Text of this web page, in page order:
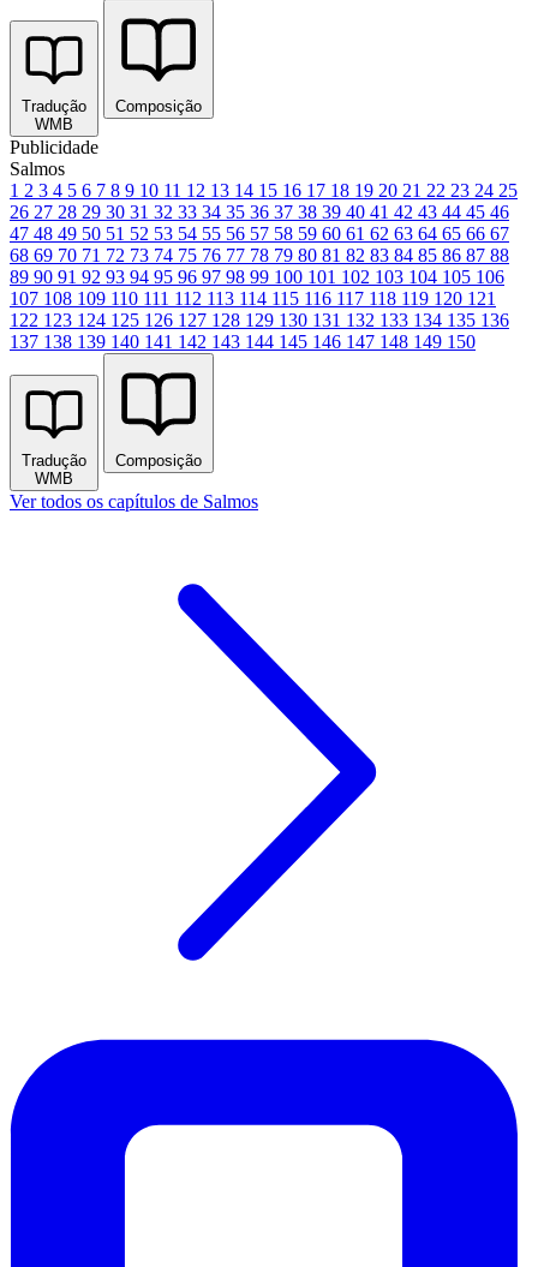
Tradução
WMB
Composição
Publicidade
Salmos
1 2 3 4 5 6 7 8 9 10 11 12 13 14 15 16 17 18 19 20 21 22 23 24 25
26 27 28 29 30 31 32 33 34 35 36 37 38 39 40 41 42 43 44 45 46
47 48 49 50 51 52 53 54 55 56 57 58 59 60 61 62 63 64 65 66 67
68 69 70 71 72 73 74 75 76 77 78 79 80 81 82 83 84 85 86 87 88
89 90 91 92 93 94 95 96 97 98 99 100 101 102 103 104 105 106
107 108 109 110 111 112 113 114 115 116 117 118 119 120 121
122 123 124 125 126 127 128 129 130 131 132 133 134 135 136
137 138 139 140 141 142 143 144 145 146 147 148 149 150
Tradução
WMB
Composição
Ver todos os capítulos de Salmos